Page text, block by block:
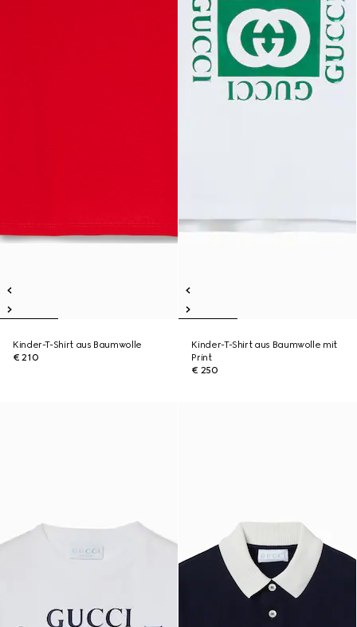
Kinder-T-Shirt aus Baumwolle
€ 210
Kinder-T-Shirt aus Baumwolle mit
Print
€ 250